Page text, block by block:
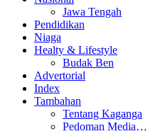
Jawa Tengah
Pendidikan
Niaga
Healty & Lifestyle
Budak Ben
Advertorial
Index
Tambahan
Tentang Kaganga
Pedoman Media…